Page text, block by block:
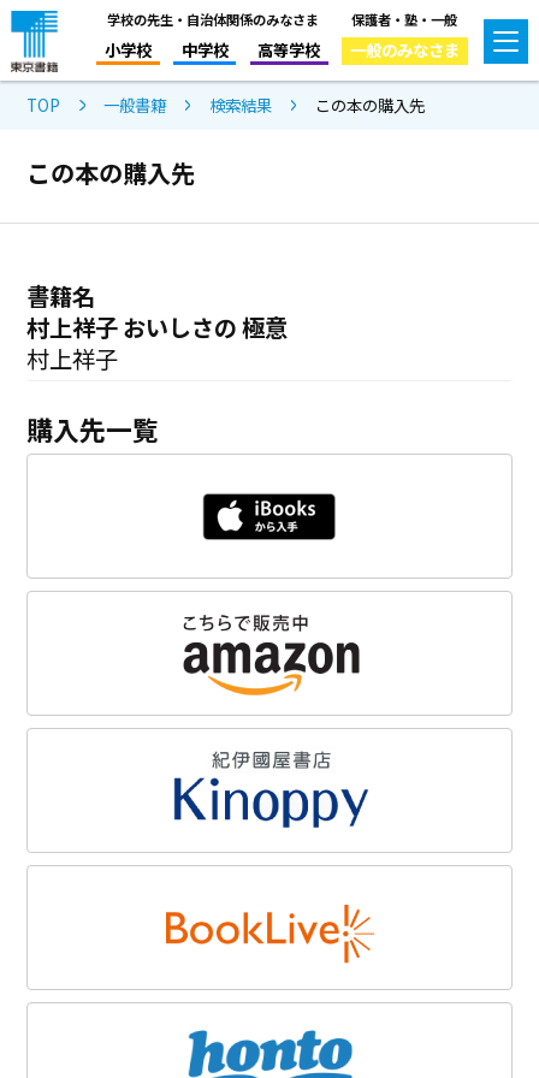
学校の先生・自治体関係のみなさま
小学校 中学校 高等学校
保護者・塾・一般
一般のみなさま
TOP 一般書籍 検索結果 この本の購入先
この本の購入先
書籍名
村上祥子 おいしさの 極意
村上祥子
購入先一覧